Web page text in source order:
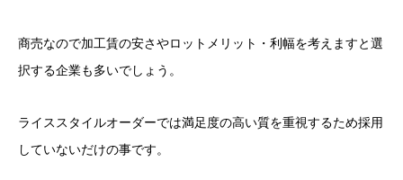
商売なので加工賃の安さやロットメリット・利幅を考えますと選
択する企業も多いでしょう。
ライススタイルオーダーでは満足度の高い質を重視するため採用
していないだけの事です。